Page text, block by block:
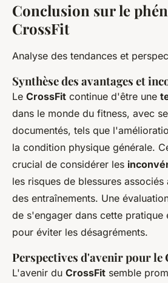
Conclusion sur le
CrossFit
Analyse des tendances et
Synthèse des avantages et
Le CrossFit continue d'être une
dans le monde du fitness, avec
documentés, tels que
la condition physique générale.
crucial de considérer les
les risques de blessures
des entraînements. Une
de s'engager dans cette pratique
pour éviter les désagréments.
Perspectives d'avenir pour le
L'avenir du CrossFit semble